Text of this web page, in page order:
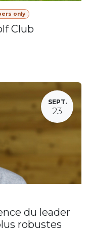
only
Club
SEPT.
23
du leader
robustes